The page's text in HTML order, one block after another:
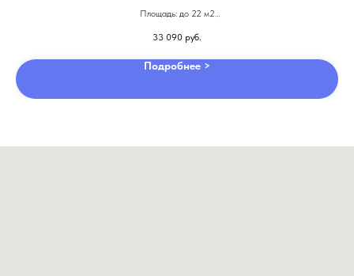
Площадь: до 22 м2
Гарантия: 3 года
33 090 руб.
Подробнее >